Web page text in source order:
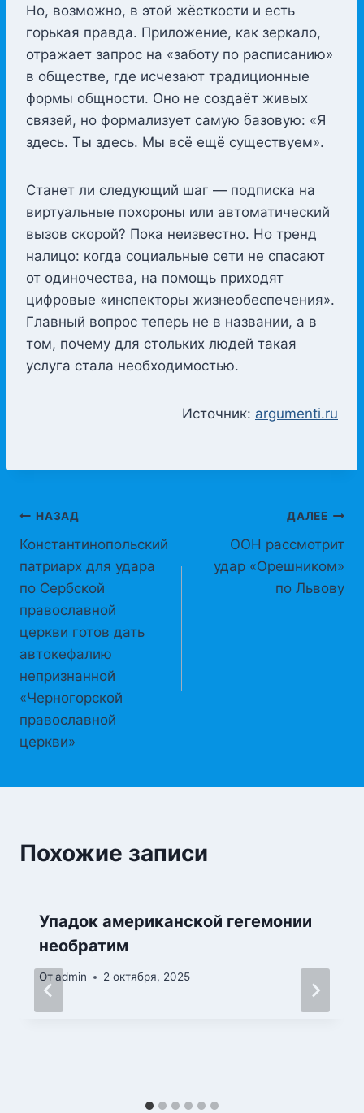
Но, возможно, в этой жёсткости и есть
горькая правда. Приложение, как зеркало,
отражает запрос на «заботу по расписанию»
в обществе, где исчезают традиционные
формы общности. Оно не создаёт живых
связей, но формализует самую базовую: «Я
здесь. Ты здесь. Мы всё ещё существуем».
Станет ли следующий шаг — подписка на
виртуальные похороны или автоматический
вызов скорой? Пока неизвестно. Но тренд
налицо: когда социальные сети не спасают
от одиночества, на помощь приходят
цифровые «инспекторы жизнеобеспечения».
Главный вопрос теперь не в названии, а в
том, почему для стольких людей такая
услуга стала необходимостью.
Источник: argumenti.ru
Навигация
по
записям
НАЗАД
Константинопольский
патриарх для удара
по Сербской
православной
церкви готов дать
автокефалию
непризнанной
«Черногорской
православной
церкви»
ДАЛЕЕ
ООН рассмотрит
удар «Орешником»
по Львову
Похожие записи
Упадок американской гегемонии
необратим
Отadmin 2 октября, 2025